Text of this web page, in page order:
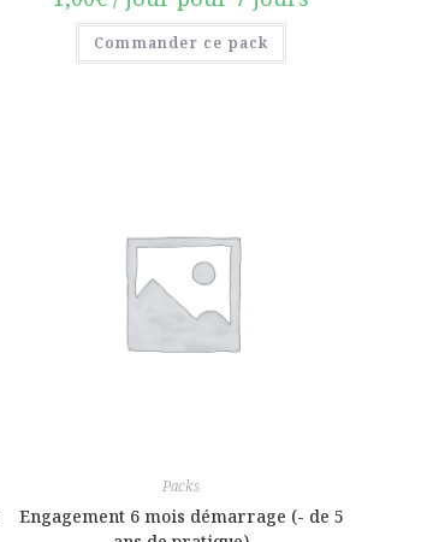
Commander ce pack
Packs
Engagement 6 mois démarrage (- de 5